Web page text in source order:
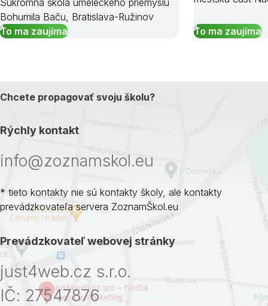
Bohumila Baču, Bratislava-Ružinov
To ma zaujíma
To ma zaujíma
Chcete propagovať svoju školu?
Rýchly kontakt
info@zoznamskol.eu
* tieto kontakty nie sú kontakty školy, ale kontakty
prevádzkovateľa servera ZoznamŠkol.eu
Prevádzkovateľ webovej stránky
just4web.cz s.r.o.
IČ: 27547876